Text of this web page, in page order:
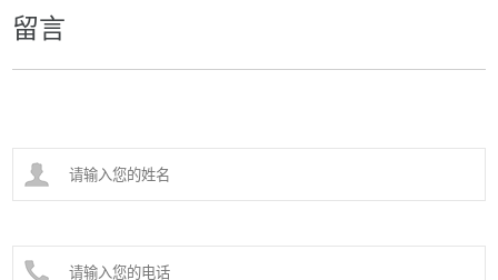
留言